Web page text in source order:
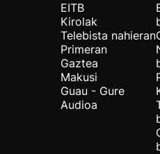
EITB
Kirolak
Telebista nahieran
Primeran
Gaztea
Makusi
Guau - Gure
Audioa